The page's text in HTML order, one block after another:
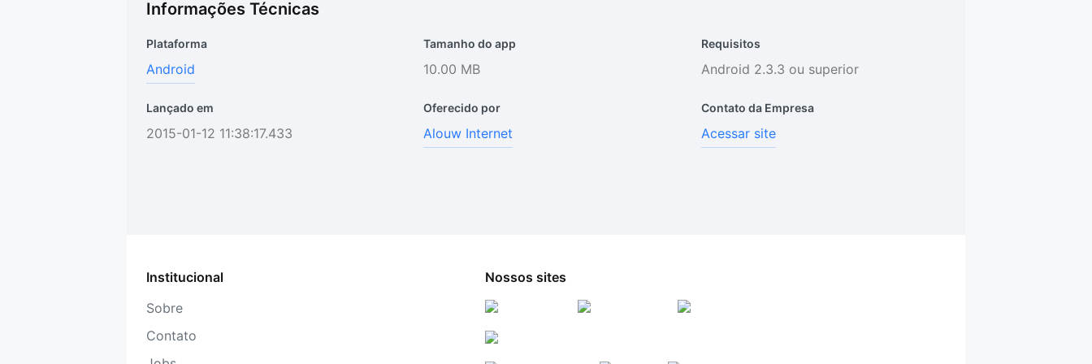
Informações Técnicas
Plataforma
Android
Tamanho do app
10.00 MB
Requisitos
Android 2.3.3 ou superior
Lançado em
2015-01-12 11:38:17.433
Oferecido por
Alouw Internet
Contato da Empresa
Acessar site
Institucional
Sobre
Contato
Nossos sites